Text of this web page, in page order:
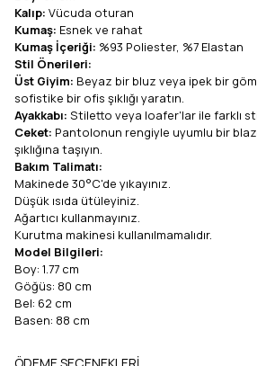
Kalıp: Vücuda oturan
Kumaş: Esnek ve rahat
Kumaş İçeriği: %93 Poliester, %7 Elastan
Stil Önerileri:
Üst Giyim: Beyaz bir bluz veya ipek bir
sofistike bir ofis şıklığı yaratın.
Ayakkabı: Stiletto veya loafer'lar ile farklı
Ceket: Pantolonun rengiyle uyumlu bir
şıklığına taşıyın.
Bakım Talimatı:
Makinede 30°C'de yıkayınız.
Düşük ısıda ütüleyiniz.
Ağartıcı kullanmayınız.
Kurutma makinesi kullanılmamalıdır.
Model Bilgileri:
Boy: 1.77 cm
Göğüs: 80 cm
Bel: 62 cm
Basen: 88 cm